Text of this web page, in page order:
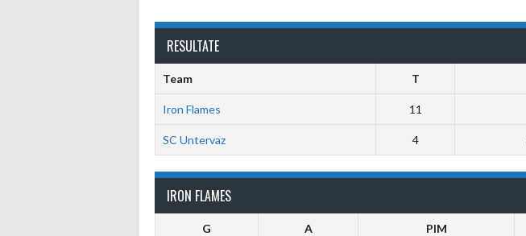
RESULTATE
Team T
Iron Flames 11
SC Untervaz 4
IRON FLAMES
G A PIM